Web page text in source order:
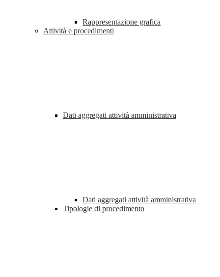
Rappresentazione grafica
Attività e procedimenti
Dati aggregati attività amministrativa
Dati aggregati attività amministrativa
Tipologie di procedimento